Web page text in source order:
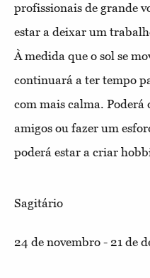
profissionais de grande
estar a deixar um
À medida que o sol se
continuará a ter tempo
com mais calma.
amigos ou fazer um
poderá estar a criar
Sagitário
24 de novembro - 21 de